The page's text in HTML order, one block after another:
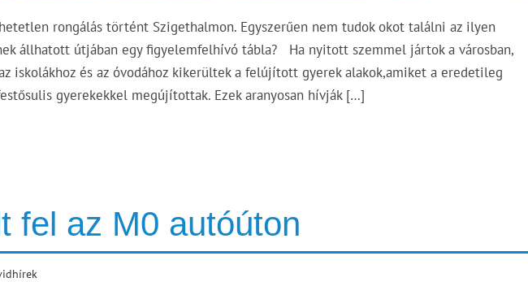
rongálás történt Szigethalmon. Egyszerűen nem tudok okot találni az ilyen
állhatott útjában egy figyelemfelhívó tábla? Ha nyitott szemmel jártok a városban,
iskolákhoz és az óvodához kikerültek a felújított gyerek alakok,amiket a eredetileg
gyerekekkel megújítottak. Ezek aranyosan hívják […]
fel az M0 autóúton